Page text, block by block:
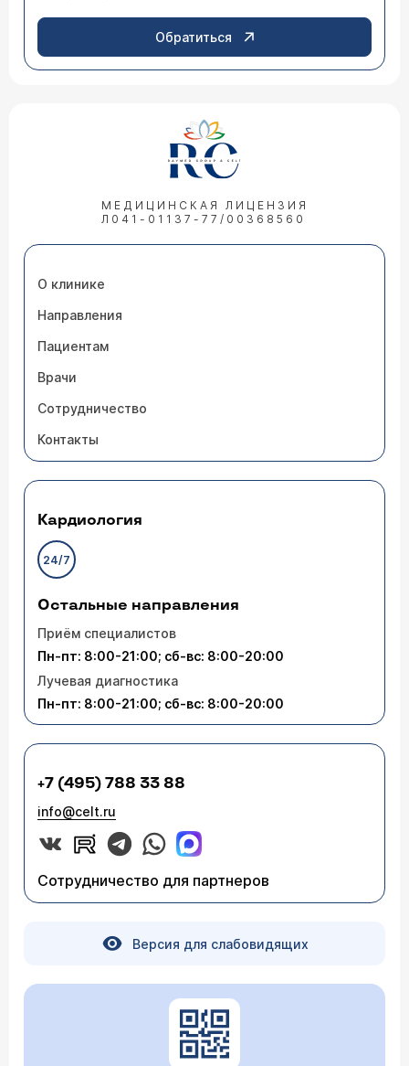
Обратиться
МЕДИЦИНСКАЯ ЛИЦЕНЗИЯ
Л041-01137-77/00368560
О клинике
Направления
Пациентам
Врачи
Сотрудничество
Контакты
Кардиология
24/7
Остальные направления
Приём специалистов
Пн-пт: 8:00-21:00; сб-вс: 8:00-20:00
Лучевая диагностика
Пн-пт: 8:00-21:00; сб-вс: 8:00-20:00
+7 (495) 788 33 88
info@celt.ru
Сотрудничество для партнеров
Версия для слабовидящих